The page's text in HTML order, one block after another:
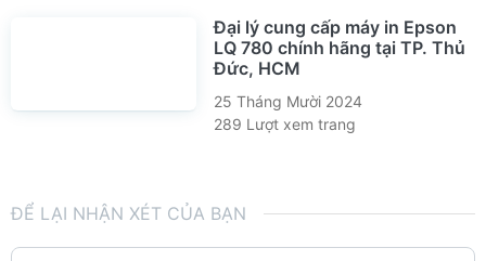
Đại lý cung cấp máy in Epson
LQ 780 chính hãng tại TP. Thủ
Đức, HCM
25 Tháng Mười 2024
289 Lượt xem trang
ĐỂ LẠI NHẬN XÉT CỦA BẠN